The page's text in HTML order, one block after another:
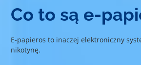
Co to są e-
E-papieros to inaczej elektroniczny
nikotynę.